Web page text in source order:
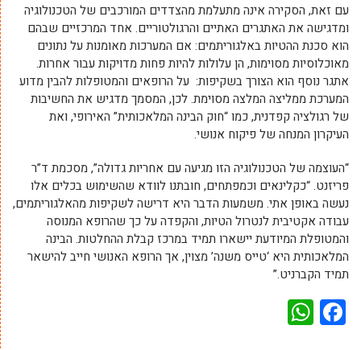
עם זאת, הסקירה אינה מתעלמת מהצדדים המורכבים של הטכנולוגיה
ומדגישה את האתגרים האתיים והרגולטוריים. אחד המרכזיים שבהם
הוא סכנת ההטיות באלגוריתמים: אם המערכות מאומנות על נתונים
מאוכלוסיות מסוימות, הן עלולות להיות פחות מדויקות עבור אחרות.
אתגר נוסף הוא הצורך בשקיפות: על הרופאים והמטופלות להבין מדוע
המערכת ממליצה המלצה מסוימת. לכן, המסמך מדגיש את החשיבות
של רגולציה קפדנית, כמו “חוק הבינה המלאכותית” האירופי, ואת
העיקרון המנחה של פיקוח אנושי.
“העוצמה של הטכנולוגיה הזו מגיעה עם אחריות גדולה”, מסכמת ד”ר
פריזנט. “כקלינאים וכמפתחים, חובתנו לוודא שהשימוש בכלים אלו
נעשה באופן אתי. משמעות הדבר היא דרישה לשקיפות מהאלגוריתמים,
עבודה אקטיבית לנטרול הטיות, והקפדה על כך שהרופא המנוסה
והמטופלת המיודעת יישארו תמיד במרכז קבלת ההחלטות. הבינה
המלאכותית היא ‘טייס משנה’ מצוין, אך הרופא האנושי חייב להישאר
תמיד הקברניט.”
Facebook